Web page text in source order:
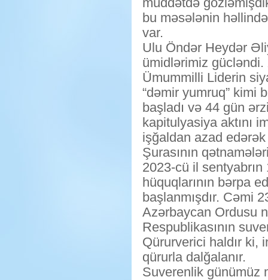
bu məsələnin
var.
Ulu Öndər Heydər
ümidlərimiz gücləndi.
Ümummilli Liderin
“dəmir yumruq” kimi
başladı və 44 gün
kapitulyasiya aktını
işğaldan azad
Şurasının
2023-cü il
hüquqlarının bərpa
başlanmışdır. Cəmi
Azərbaycan Ordusu
Respublikasının
Qürurverici haldır ki,
qürurla dalğalanır.
Suverenlik günümüz